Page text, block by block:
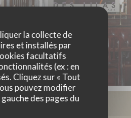
la collecte de
et installés par
facultatifs
(ex : en
Cliquez sur « Tout
pouvez modifier
des pages du